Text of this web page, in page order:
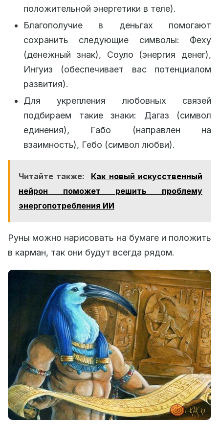
положительной энергетики в теле).
Благополучие в деньгах помогают
сохранить следующие символы: Феху
(денежный знак), Соуло (энергия денег),
Ингуиз (обеспечивает вас потенциалом
развития).
Для укрепления любовных связей
подбираем такие знаки: Дагаз (символ
единения), Габо (направлен на
взаимность), Гебо (символ любви).
Читайте также:
Как новый искусственный
нейрон поможет решить проблему
энергопотребления ИИ
Руны можно нарисовать на бумаге и положить
в карман, так они будут всегда рядом.